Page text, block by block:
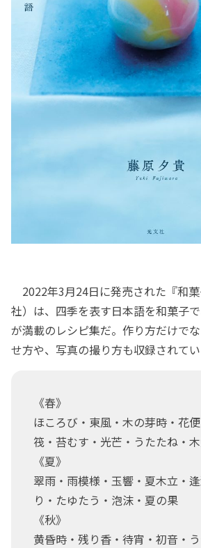
2022年3月24日に発売された『和
社）は、四季を表す日本語を和菓子
が満載のレシピ集だ。作り方だけで
せ方や、写真の撮り方も収録されてい
《春》
ほころび・東風・木の芽時・花
筏・苔むす・光芒・うたたね・
《夏》
翠雨・雨模様・玉響・夏木立・
り・たゆたう・泡沫・夏の果
《秋》
黄昏時・残り香・待宵・初音・